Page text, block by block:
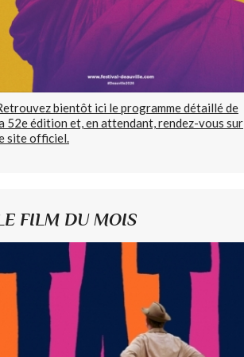
bientôt ici le programme détaillé de
52e édition et, en attendant, rendez-vous sur
site officiel.
FILM DU MOIS